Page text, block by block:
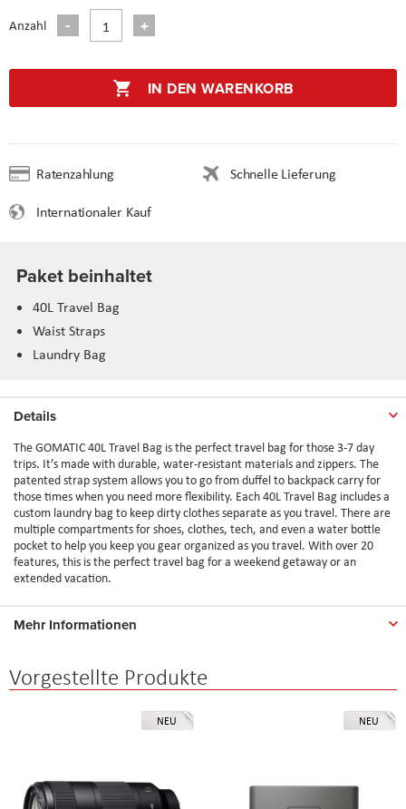
Anzahl
IN DEN WARENKORB
Ratenzahlung
Schnelle Lieferung
Internationaler Kauf
Paket beinhaltet
40L Travel Bag
Waist Straps
Laundry Bag
Details
The GOMATIC 40L Travel Bag is the perfect travel bag for those 3-7 day
trips. It’s made with durable, water-resistant materials and zippers. The
patented strap system allows you to go from duffel to backpack carry for
those times when you need more flexibility. Each 40L Travel Bag includes a
custom laundry bag to keep dirty clothes separate as you travel. There are
multiple compartments for shoes, clothes, tech, and even a water bottle
pocket to help you keep you gear organized as you travel. With over 20
features, this is the perfect travel bag for a weekend getaway or an
extended vacation.
Mehr Informationen
Vorgestellte Produkte
NEU NEU